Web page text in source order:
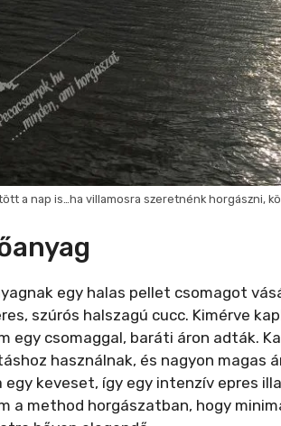
a nap is…ha villamosra szeretnénk horgászni,
egy halas pellet csomagot
szúrós halszagú cucc. Kimérve
egy csomaggal, baráti áron adták.
használnak, és nagyon magas
egy keveset, így egy intenzív epres
a method horgászatban, hogy